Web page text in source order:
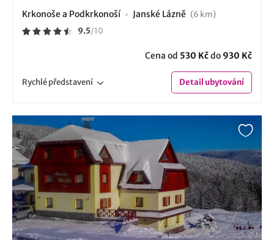
Krkonoše a Podkrkonoší Janské Lázně (6 km)
9.5/10
Cena od 530 Kčdo 930 Kč
Rychlépředstavení Detailubytování